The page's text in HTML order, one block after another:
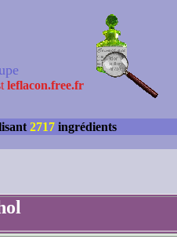
leflacon.free.fr
2717 ingrédients